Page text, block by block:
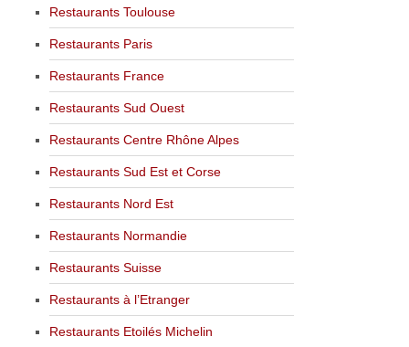
Restaurants Toulouse
Restaurants Paris
Restaurants France
Restaurants Sud Ouest
Restaurants Centre Rhône Alpes
Restaurants Sud Est et Corse
Restaurants Nord Est
Restaurants Normandie
Restaurants Suisse
Restaurants à l’Etranger
Restaurants Etoilés Michelin